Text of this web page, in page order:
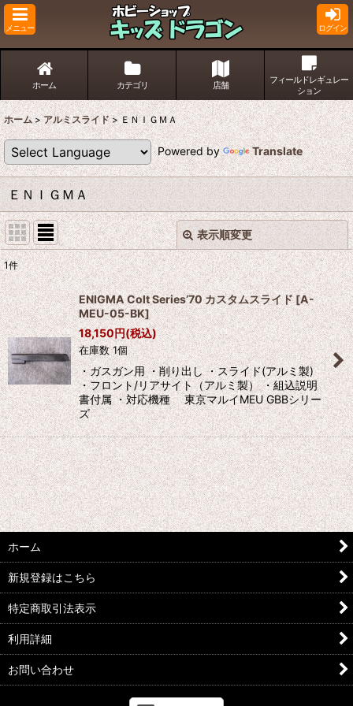
メニュー ログイン
ホーム カテゴリ 店舗
フィールドレギュレー
ション
ホーム > アルミスライド > ＥＮＩＧＭＡ
Powered by Translate
ＥＮＩＧＭＡ
表示順変更
表示数:
並び順:
絞り込む
閉じる
1件
ENIGMA Colt Series’70 カスタムスライド[A-
MEU-05-BK]
18,150円(税込)
在庫数 1個
・ガスガン用 ・削り出し ・スライド(アルミ製)
・フロント/リアサイト（アルミ製） ・組込説明
書付属 ・対応機種 東京マルイMEU GBBシリー
ズ
ホーム
新規登録はこちら
特定商取引法表示
利用詳細
お問い合わせ